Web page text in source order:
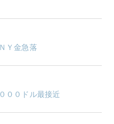
Ｙ金急落
００ドル最接近